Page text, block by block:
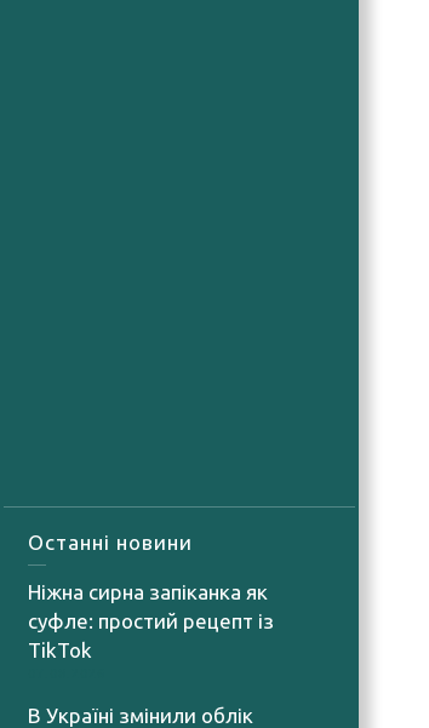
Останні новини
Ніжна сирна запіканка як
суфле: простий рецепт із
TikTok
В Україні змінили облік